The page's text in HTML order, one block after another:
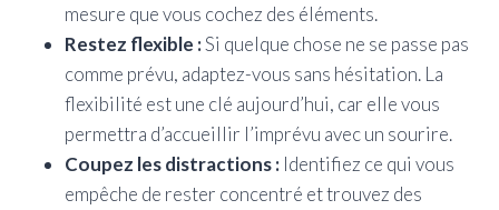
mesure que vous cochez des éléments.
Restez flexible :Si quelque chose ne se passe pas
comme prévu, adaptez-vous sans hésitation. La
flexibilité est une clé aujourd’hui, car elle vous
permettra d’accueillir l’imprévu avec un sourire.
Coupez les distractions : Identifiez ce qui vous
empêche de rester concentré et trouvez des